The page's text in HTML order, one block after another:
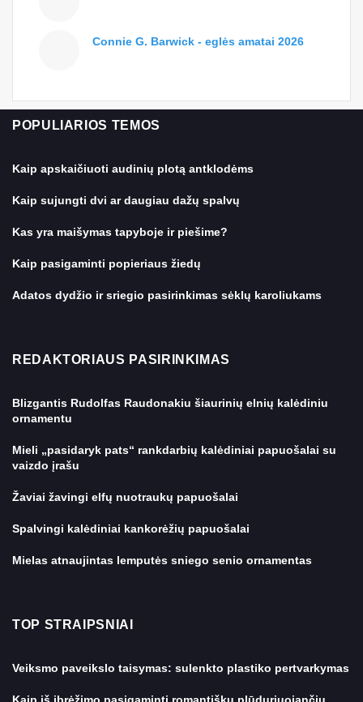
Connie G. Barwick - eglės amatai 2026
POPULIARIOS TEMOS
Kaip apskaičiuoti audinių plotą antklodėms
Kaip sujungti dvi ar daugiau dažų spalvų
Kas yra maišymas tapyboje ir piešime?
Kaip pasigaminti popieriaus žiedų
Adatos dydžio ir sriegio pasirinkimas sėklų karoliukams
REDAKTORIAUS PASIRINKIMAS
Blizgantis Rudolfas Raudonakiu šiaurinių elnių kalėdiniu
ornamentu
Mieli „pasidaryk pats“ rankdarbių kalėdiniai papuošalai su
vaizdo įrašu
Žaviai žavingi elfų nuotraukų papuošalai
Spalvingi kalėdiniai kankorėžių papuošalai
Mielas atnaujintas lemputės sniego senio ornamentas
TOP STRAIPSNIAI
Veiksmo paveikslo taisymas: sulenkto plastiko pertvarkymas
Kaip iš įbrėžimo pasigaminti romantiškų plūduriuojančių